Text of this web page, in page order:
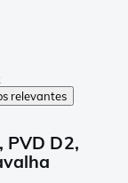
relevantes
PVD D2,